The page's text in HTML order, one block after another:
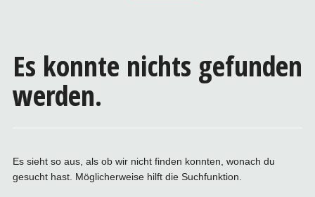
springen
Es konnte nichts gefunden
werden.
Es sieht so aus, als ob wir nicht finden konnten, wonach du
gesucht hast. Möglicherweise hilft die Suchfunktion.